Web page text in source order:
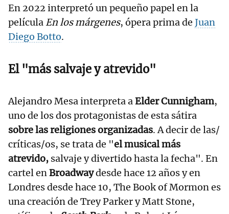
En 2022 interpretó un pequeño papel en la
película En los márgenes, ópera prima de Juan
Diego Botto.
El "más salvaje y atrevido"
Alejandro Mesa interpreta a Elder Cunnigham,
uno de los dos protagonistas de esta sátira
sobre las religiones organizadas. A decir de las/
críticas/os, se trata de "el musical más
atrevido, salvaje y divertido hasta la fecha". En
cartel en Broadwaydesde hace 12 años y en
Londres desde hace 10, The Book of Mormon es
una creación de Trey Parker y Matt Stone,